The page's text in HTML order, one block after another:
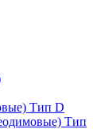
Тип D
Тип